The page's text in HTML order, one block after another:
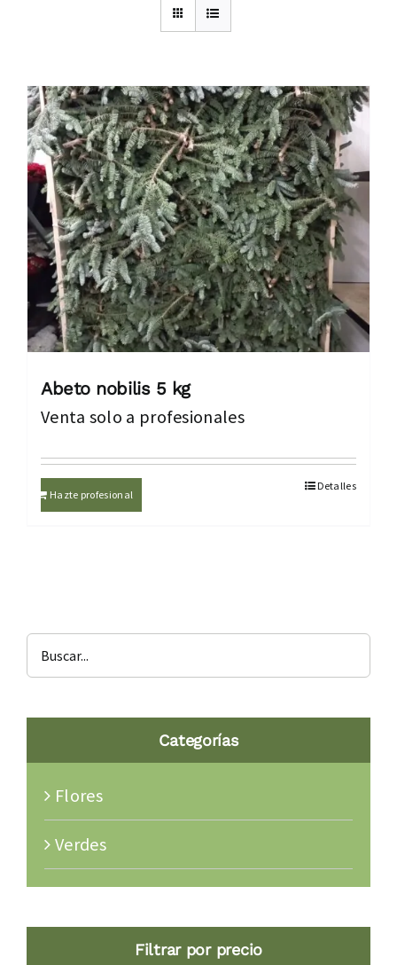
Abeto nobilis 5 kg
Venta solo a profesionales
Hazte profesional
Detalles
Categorías
Flores
Verdes
Filtrar por precio